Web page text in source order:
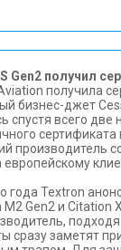
Gen2 получил
получила
бизнес-джет
спустя всего две
производитель
года Textron
Gen2 и Citation
подходя
сразу заметят